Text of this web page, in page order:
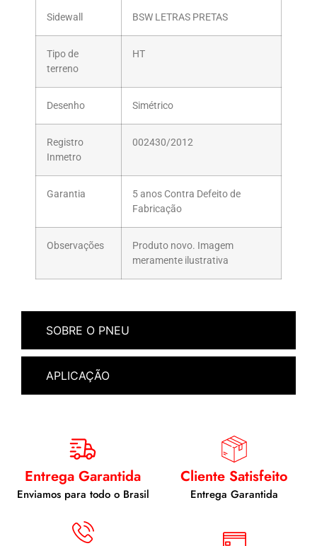
SOBRE O PNEU
APLICAÇÃO
Sidewall BSW LETRAS PRETAS
Tipo de
terreno
HT
Desenho Simétrico
Registro
Inmetro
002430/2012
Garantia
5 anos Contra Defeito de
Fabricação
Observações
Produto novo. Imagem
meramente ilustrativa
Entrega Garantida
Enviamos para todo o Brasil
Cliente Satisfeito
Entrega Garantida